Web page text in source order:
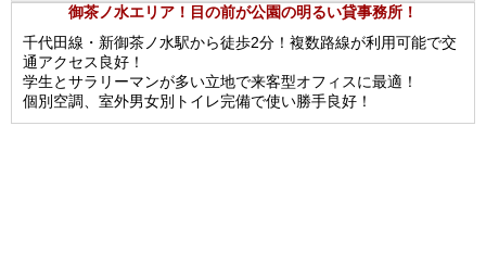
御茶ノ水エリア！目の前が公園の明るい貸事務所！
千代田線・新御茶ノ水駅から徒歩2分！複数路線が利用可能で交
通アクセス良好！
学生とサラリーマンが多い立地で来客型オフィスに最適！
個別空調、室外男女別トイレ完備で使い勝手良好！